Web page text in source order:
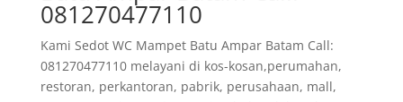
081270477110
Kami Sedot WC Mampet Batu Ampar Batam Call:
081270477110 melayani di kos-kosan,perumahan,
restoran, perkantoran, pabrik, perusahaan, mall,